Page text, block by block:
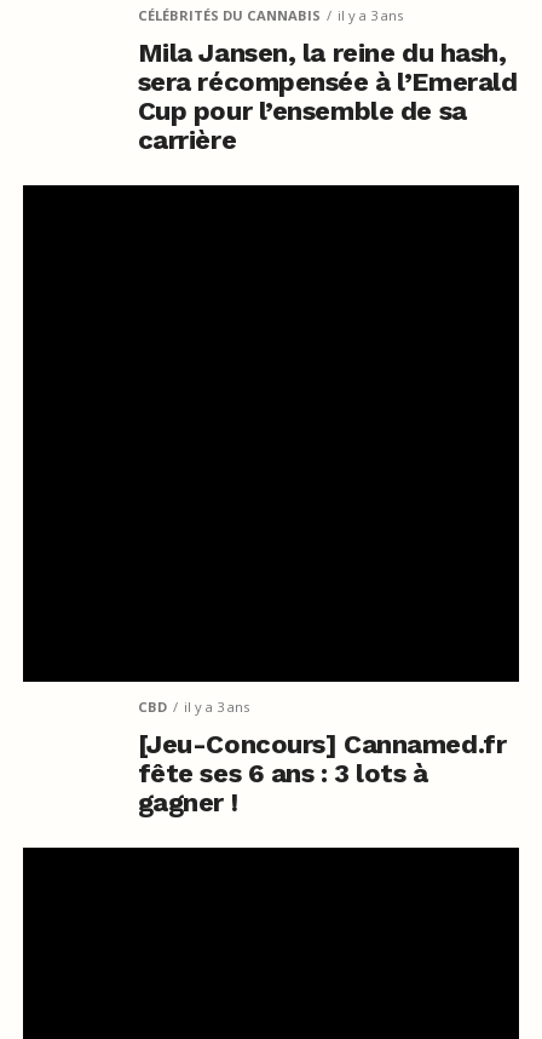
CÉLÉBRITÉS DU CANNABIS il y a 3 ans
Mila Jansen, la reine du hash,
sera récompensée à l’Emerald
Cup pour l’ensemble de sa
carrière
CBD il y a 3 ans
[Jeu-Concours] Cannamed.fr
fête ses 6 ans : 3 lots à
gagner !